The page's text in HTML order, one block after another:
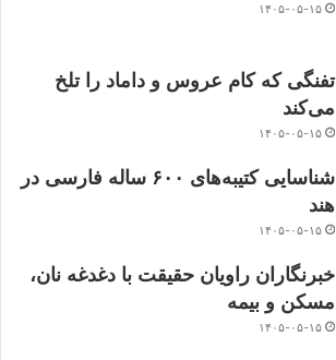
۱۴۰۵-۰۵-۱۵
تفنگی که کام عروس و داماد را تلخ
می‌کند
۱۴۰۵-۰۵-۱۵
شناسایی کتیبه‌های ۶۰۰ ساله فارسی در
هند
۱۴۰۵-۰۵-۱۵
خبرنگاران راویان حقیقت با دغدغه نان،
مسکن و بیمه
۱۴۰۵-۰۵-۱۵